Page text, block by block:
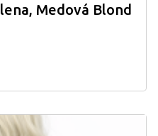
Medová Blond